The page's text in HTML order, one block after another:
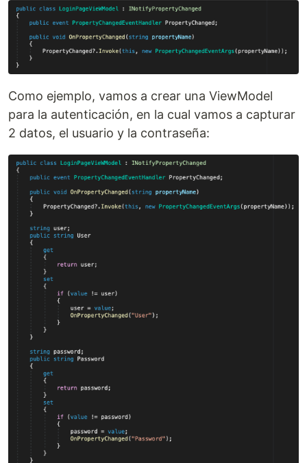
Como ejemplo, vamos a crear una ViewModel
para la autenticación, en la cual vamos a capturar
2 datos, el usuario y la contraseña: